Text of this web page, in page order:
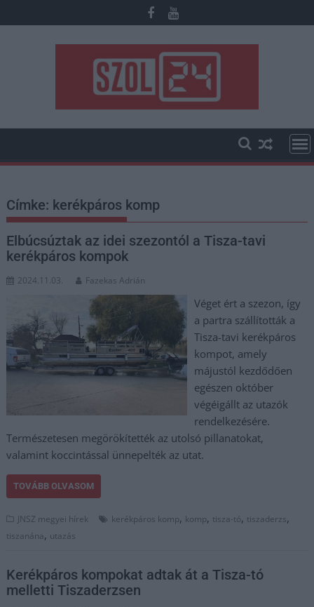
to
Címke: kerékpáros komp
Elbúcsúztak az idei szezontól a Tisza-tavi
kerékpáros kompok
2024.11.03. Fazekas Adrián
Véget ért a szezon, így
a partra szállították a
Tisza-tavi kerékpáros
kompot, amely
májustól kezdődően
egészen október
végéigállt az utazók
rendelkezésére.
Természetesen megörökítették az utolsó pillanatokat,
valamint koccintással ünnepelték az utat.
TOVÁBB OLVASOM
JNSZ megyei hírek kerékpáros komp, komp, tisza-tó, tiszaderzs,
tiszanána, utazás
Kerékpáros kompokat adtak át a Tisza-tó
melletti Tiszaderzsen